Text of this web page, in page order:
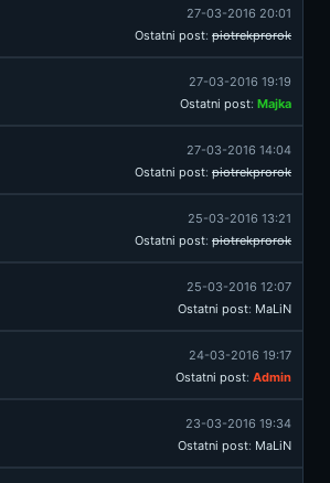
27-03-2016 20:01
Ostatni post: piotrekprorok
27-03-2016 19:19
Ostatni post: Majka
27-03-2016 14:04
Ostatni post: piotrekprorok
25-03-2016 13:21
Ostatni post: piotrekprorok
25-03-2016 12:07
Ostatni post: MaLiN
24-03-2016 19:17
Ostatni post: Admin
23-03-2016 19:34
Ostatni post: MaLiN